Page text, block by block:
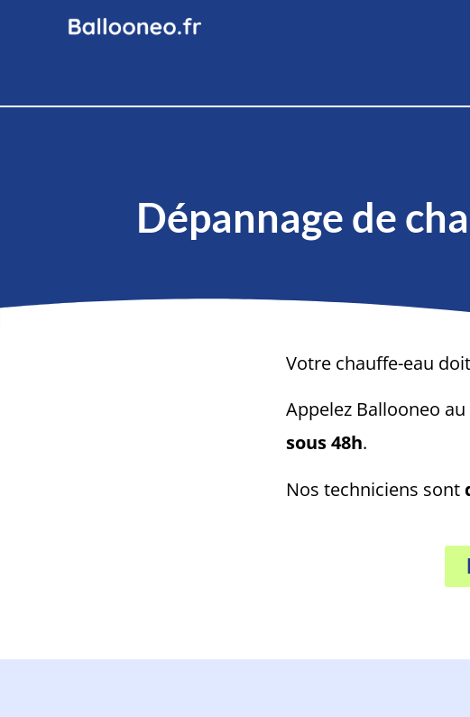
Dépannage de
Votre chauffe-eau
Appelez Ballooneo
sous 48h.
Nos techniciens sont